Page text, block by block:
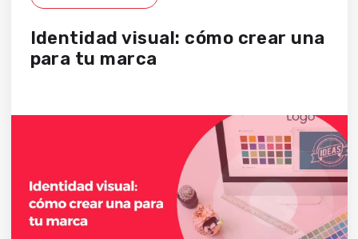
Identidad visual: cómo crear una
para tu marca